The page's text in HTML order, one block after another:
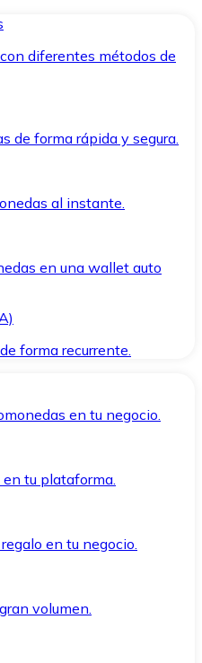
diferentes métodos de
de forma rápida y segura.
al instante.
en una wallet auto
forma recurrente.
en tu negocio.
tu plataforma.
en tu negocio.
volumen.